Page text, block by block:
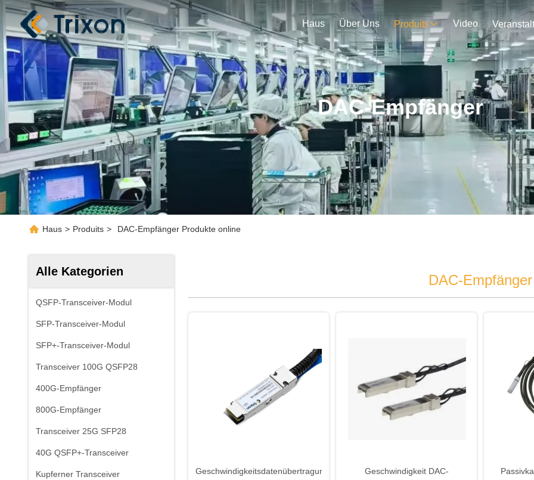
Haus Über Uns Produits Video
DAC-Empfänger
Haus > Produits > DAC-Empfänger Produkte online
Alle Kategorien
QSFP-Transceiver-Modul
SFP-Transceiver-Modul
SFP+-Transceiver-Modul
Transceiver 100G QSFP28
400G-Empfänger
800G-Empfänger
Transceiver 25G SFP28
40G QSFP+-Transceiver
Kupferner Transceiver
DAC-Empfänger
Geschwindigkeitsdatenübertragung
Geschwindigkeit DAC-